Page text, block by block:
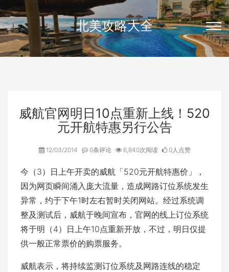
北美攻略大全
威航官网明日10点重新上线！520
元开航特惠另行公告
12/03/2014 0条评论 6,840次阅读 0人点赞
今（3）日上午开卖的威航「520元开航特惠价」，
因为网页瞬间涌入庞大流量，造成网路订位系统发生
异常，约于下午1时左右暂时关闭网站。经过系统调
整及测试后，威航于晚间宣布，官网的线上订位系统
将于明（4）日上午10点重新开放，不过，明日仅提
供一般正常票价的购票服务。
威航表示，将持续监测订位系统及网路连线的稳定